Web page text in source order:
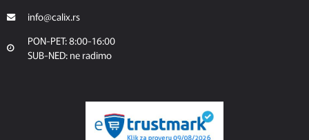
info@calix.rs
PON-PET: 8:00-16:00
SUB-NED: ne radimo